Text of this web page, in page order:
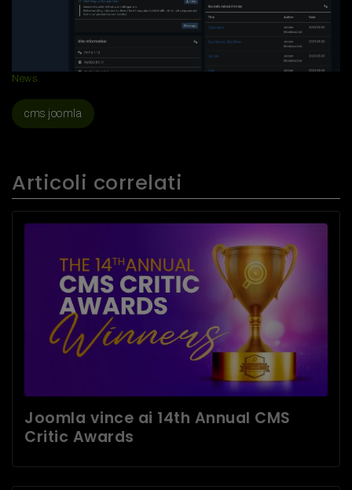
News
cms joomla
Articoli correlati
Joomla vince ai 14th Annual CMS
Critic Awards